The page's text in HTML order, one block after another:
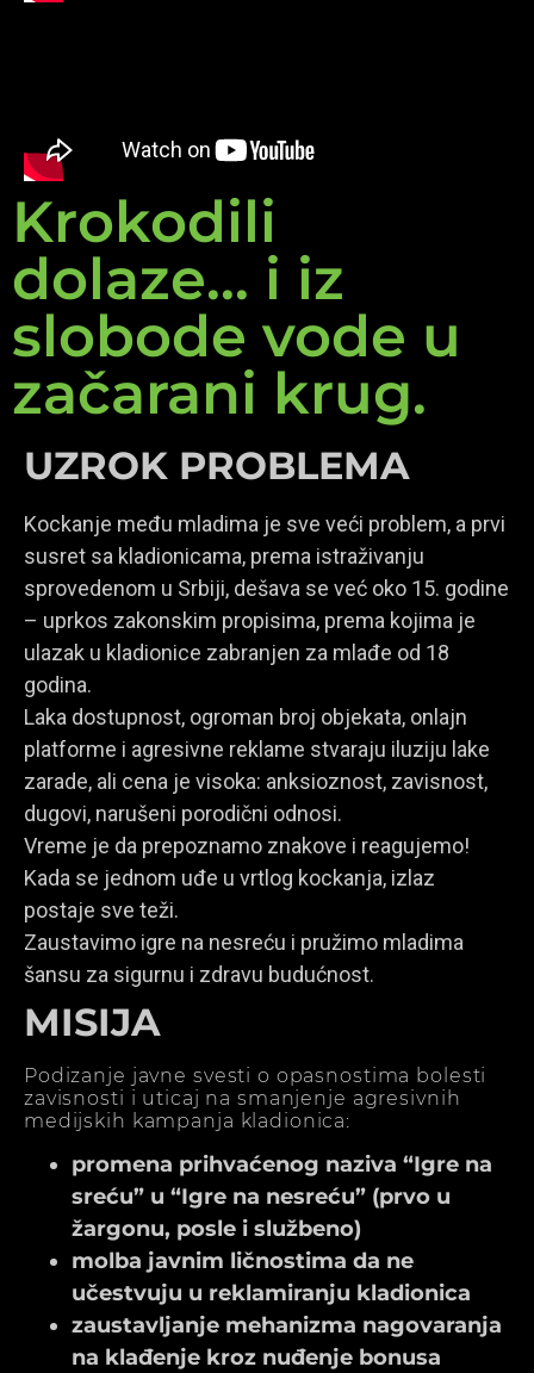
Krokodili
dolaze... i iz
slobode vode u
začarani krug.
UZROK PROBLEMA
Kockanje među mladima je sve veći problem, a prvi
susret sa kladionicama, prema istraživanju
sprovedenom u Srbiji, dešava se već oko 15. godine
– uprkos zakonskim propisima, prema kojima je
ulazak u kladionice zabranjen za mlađe od 18
godina.
Laka dostupnost, ogroman broj objekata, onlajn
platforme i agresivne reklame stvaraju iluziju lake
zarade, ali cena je visoka: anksioznost, zavisnost,
dugovi, narušeni porodični odnosi.
Vreme je da prepoznamo znakove i reagujemo!
Kada se jednom uđe u vrtlog kockanja, izlaz
postaje sve teži.
Zaustavimo igre na nesreću i pružimo mladima
šansu za sigurnu i zdravu budućnost.
MISIJA
Podizanje javne svesti o opasnostima bolesti
zavisnosti i uticaj na smanjenje agresivnih
medijskih kampanja kladionica:
promena prihvaćenog naziva “Igre na
sreću” u “Igre na nesreću” (prvo u
žargonu, posle i službeno)
molba javnim ličnostima da ne
učestvuju u reklamiranju kladionica
zaustavljanje mehanizma nagovaranja
na klađenje kroz nuđenje bonusa